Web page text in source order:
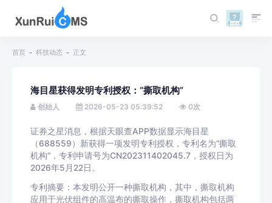
首页 科技动态 正文
海目星获得发明专利授权：“撕取机构”
创始人 2026-05-23 05:39:52 0次
证券之星消息，根据天眼查APP数据显示海目星
（688559）新获得一项发明专利授权，专利名为“撕取
机构”，专利申请号为CN202311402045.7，授权日为
2026年5月22日。
专利摘要：本发明公开一种撕取机构，其中，撕取机构
应用于光伏组件的高温布的撕取操作，撕取机构包括两